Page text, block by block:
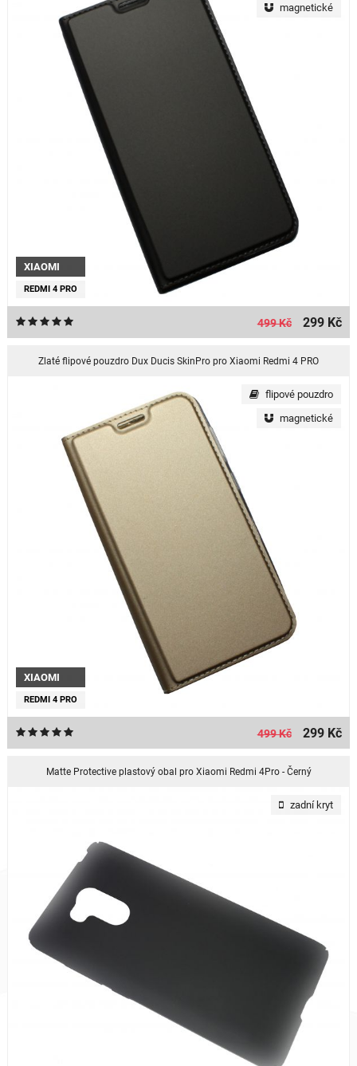
XIAOMI
REDMI 4 PRO
magnetické
499 Kč 299 Kč
Zlaté flipové pouzdro Dux Ducis SkinPro pro Xiaomi Redmi 4 PRO
XIAOMI
REDMI 4 PRO
flipové pouzdro
magnetické
499 Kč 299 Kč
Matte Protective plastový obal pro Xiaomi Redmi 4Pro - Černý
zadní kryt